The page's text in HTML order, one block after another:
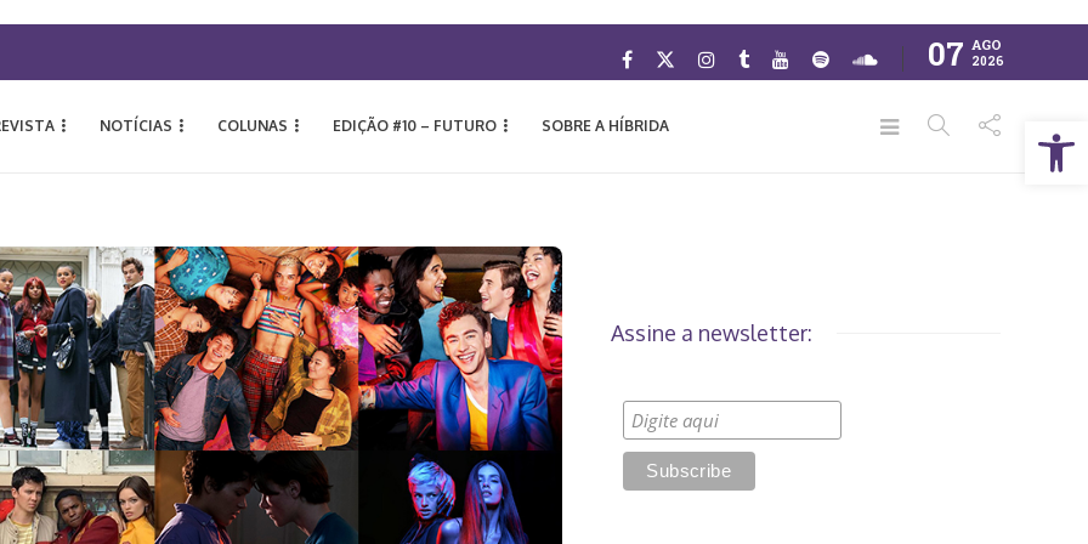
Abrir a barra de ferramentas
07 AGO
2026
NOTÍCIAS COLUNAS EDIÇÃO #10 – FUTURO SOBRE A HÍBRIDA
Assine a newsletter: